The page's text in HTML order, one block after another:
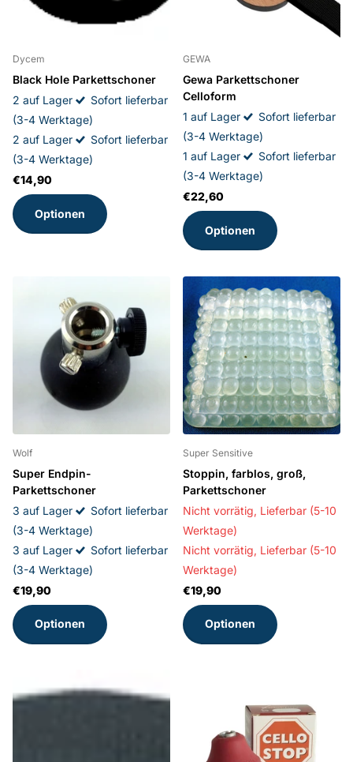
Dycem
Black Hole Parkettschoner
2 auf Lager
Sofort lieferbar
(3-4 Werktage)
2 auf Lager
Sofort lieferbar
(3-4 Werktage)
€14,90
Optionen
GEWA
Gewa Parkettschoner
Celloform
1 auf Lager
Sofort lieferbar
(3-4 Werktage)
1 auf Lager
Sofort lieferbar
(3-4 Werktage)
€22,60
Optionen
Wolf
Super Endpin-
Parkettschoner
3 auf Lager
Sofort lieferbar
(3-4 Werktage)
3 auf Lager
Sofort lieferbar
(3-4 Werktage)
€19,90
Optionen
Super Sensitive
Stoppin, farblos, groß,
Parkettschoner
Nicht vorrätig, Lieferbar (5-10
Werktage)
Nicht vorrätig, Lieferbar (5-10
Werktage)
€19,90
Optionen